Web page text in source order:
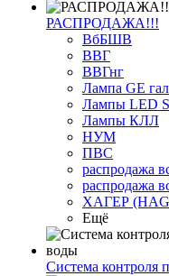
РАСПРОДАЖА!!!
ВбБШВ
ВВГ
ВВГнг
Лампа GE
Лампы LED
Лампы КЛЛ
НУМ
ПВС
распродажа
распродажа
ХАГЕР
Ещё
Система контроля